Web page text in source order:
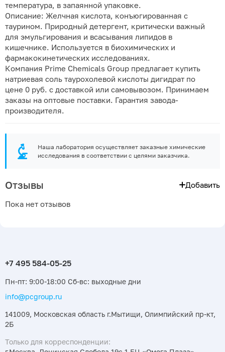
температура, в запаянной упаковке.
Описание: Желчная кислота, конъюгированная с
таурином. Природный детергент, критически важный
для эмульгирования и всасывания липидов в
кишечнике. Используется в биохимических и
фармакокинетических исследованиях.
Компания Prime Chemicals Group предлагает купить
натриевая соль таурохолевой кислоты дигидрат по
цене 0 руб. с доставкой или самовывозом. Принимаем
заказы на оптовые поставки. Гарантия завода-
производителя.
Наша лаборатория осуществляет заказные химические
исследования в соответствии с целями заказчика.
Отзывы Добавить
Пока нет отзывов
Пн-пт: 9:00-18:00 Сб-вс: выходные дни
info@pcgroup.ru
141009, Московская область г.Мытищи, Олимпийский пр-кт,
2Б
Только для корреспонденции: